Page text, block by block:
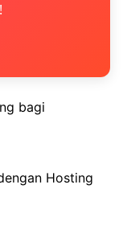
bagi
Hosting